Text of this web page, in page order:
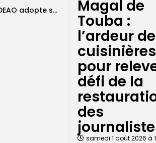
Magal de
Touba :
l’ardeur
cuisinières
pour
défi de la
des
samedi 1 août 2026 à
Politique de la jeunesse : la CEDEAO adopte son plan d’actions stratégiques...